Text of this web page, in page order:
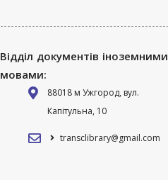
Відділ документів іноземними
мовами:
88018 м Ужгород, вул.
Капітульна, 10
transclibrary@gmail.com